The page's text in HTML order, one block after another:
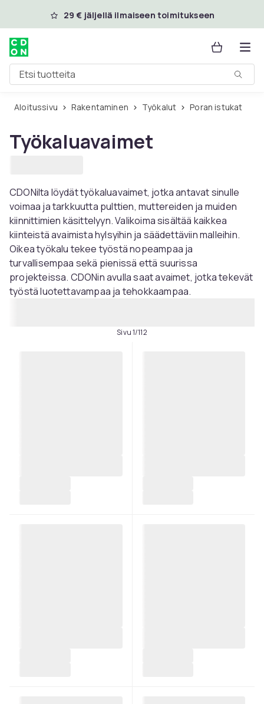
Ohita ja siirry pääsisältöön
29 € jäljellä ilmaiseen toimitukseen
Etsi tuotteita
Aloitussivu Rakentaminen Työkalut Poran istukat
Työkaluavaimet
CDONilta löydät työkaluavaimet, jotka antavat sinulle
voimaa ja tarkkuutta pulttien, muttereiden ja muiden
kiinnittimien käsittelyyn. Valikoima sisältää kaikkea
kiinteistä avaimista hylsyihin ja säädettäviin malleihin.
Oikea työkalu tekee työstä nopeampaa ja
turvallisempaa sekä pienissä että suurissa
projekteissa. CDONin avulla saat avaimet, jotka tekevät
työstä luotettavampaa ja tehokkaampaa.
Sivu 1/112